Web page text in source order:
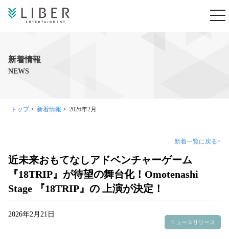
MENU
新着情報
NEWS
トップ> 新着情報 > 2026年2月
新着一覧に戻る>
近未来おもてなしアドベンチャーゲーム
『18TRIP』が待望の舞台化！Omotenashi
Stage 『18TRIP』の 上演が決定！
2026年2月21日
ニュースリリース